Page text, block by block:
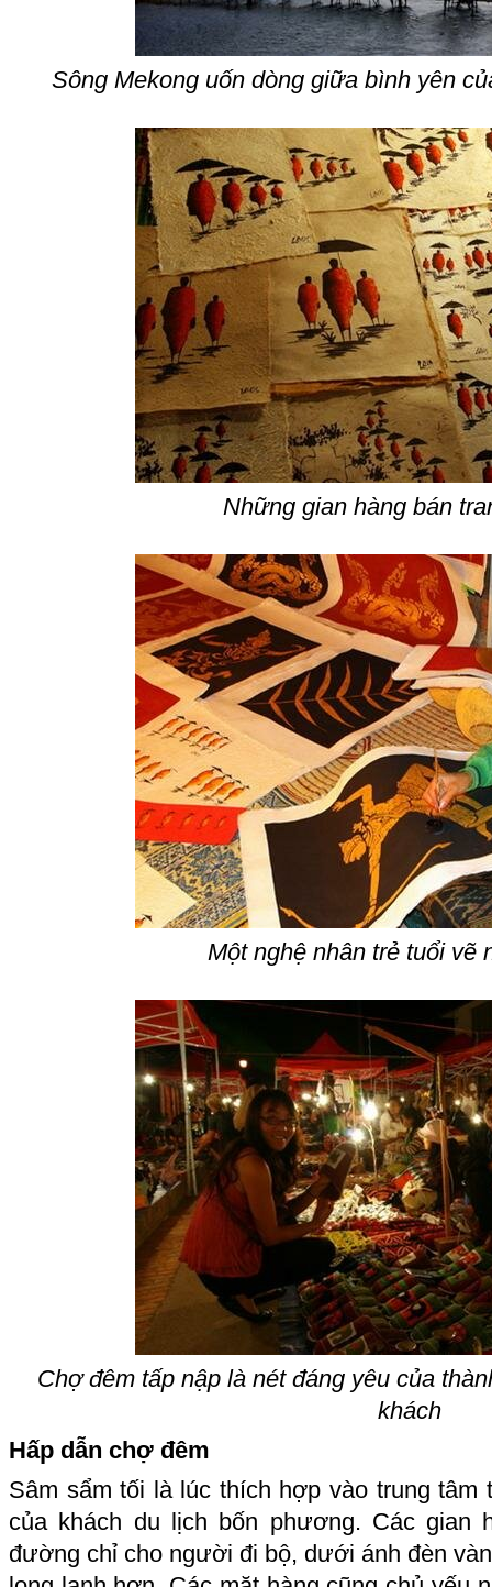
Sông Mekong uốn dòng giữa bình yên
Những gian hàng bán
Một nghệ nhân trẻ tuổi vẽ
Chợ đêm tấp nập là nét đáng yêu của
khách
Hấp dẫn chợ đêm
Sâm sẩm tối là lúc thích hợp vào trung tâm
của khách du lịch bốn phương. Các gian
đường chỉ cho người đi bộ, dưới ánh đèn